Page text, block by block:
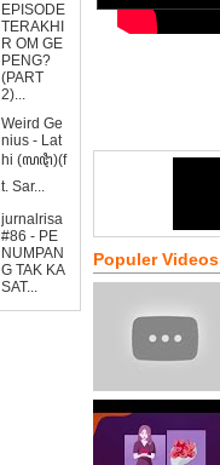
EPISODE
TERAKHI
R OM GE
PENG?
(PART
2)...
Weird Ge
nius - Lat
hi (ꦭꦛꦶ)(f
t. Sar...
jurnalrisa
#86 - PE
NUMPAN
G TAK KA
SAT...
Populer Videos